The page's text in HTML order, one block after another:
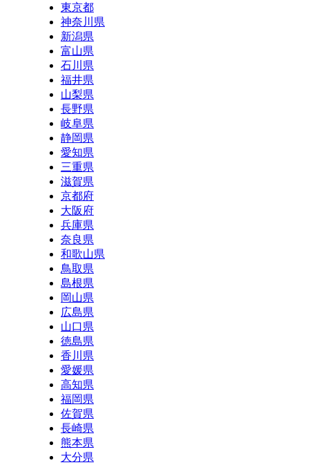
東京都
神奈川県
新潟県
富山県
石川県
福井県
山梨県
長野県
岐阜県
静岡県
愛知県
三重県
滋賀県
京都府
大阪府
兵庫県
奈良県
和歌山県
鳥取県
島根県
岡山県
広島県
山口県
徳島県
香川県
愛媛県
高知県
福岡県
佐賀県
長崎県
熊本県
大分県